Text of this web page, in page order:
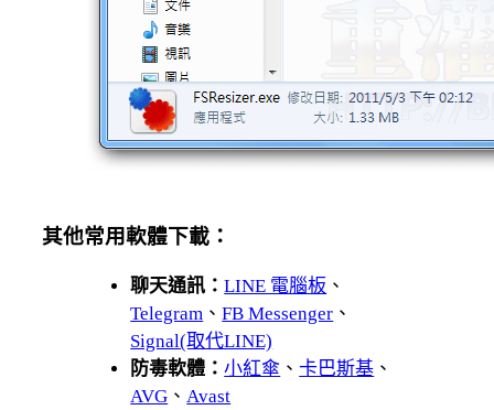
其他常用軟體下載：
聊天通訊：LINE 電腦板 、
Telegram 、FB Messenger 、
Signal(取代LINE)
防毒軟體：小紅傘 、卡巴斯基 、
AVG 、 Avast